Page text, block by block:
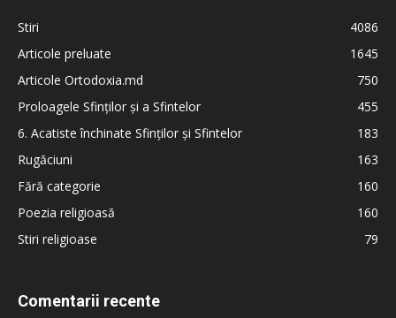
Stiri
4086
Articole preluate
1645
Articole Ortodoxia.md
750
Proloagele Sfinților și a Sfintelor
455
6. Acatiste închinate Sfinților și Sfintelor
183
Rugăciuni
163
Fără categorie
160
Poezia religioasă
160
Stiri religioase
79
Comentarii recente